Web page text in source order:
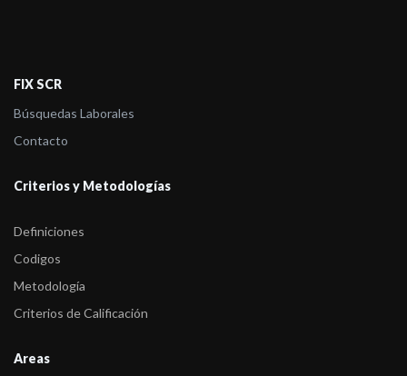
FIX SCR
Búsquedas Laborales
Contacto
Criterios y Metodologías
Definiciones
Codigos
Metodología
Criterios de Calificación
Areas